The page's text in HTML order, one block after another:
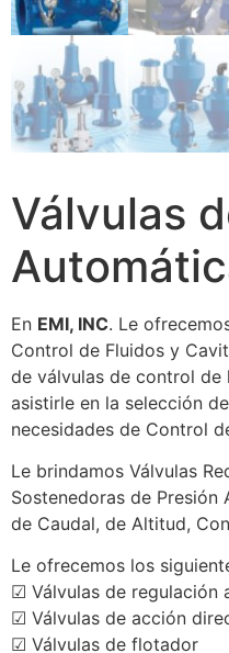
Válvulas
En EMI, INC. Le
Control de Fluidos y
de válvulas de control de
asistirle en la selección
necesidades de Control
Le brindamos Válvulas
Sostenedoras de Presión
de Caudal, de Altitud,
Le ofrecemos los
☑ Válvulas de regulación
☑ Válvulas de acción
☑ Válvulas de flotador